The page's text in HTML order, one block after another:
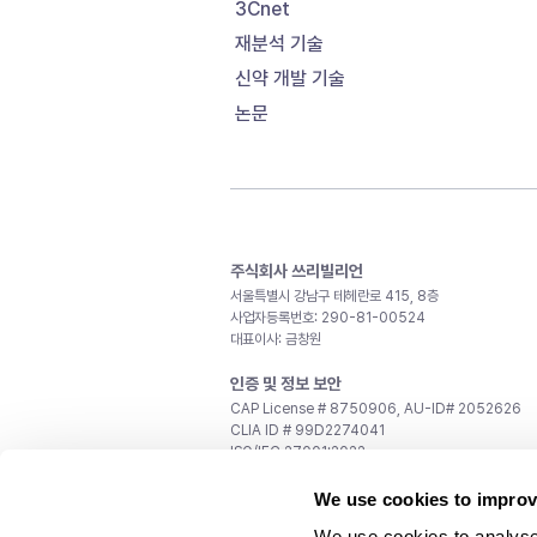
We use cookies to
3Cnet
재분석 기술
신약 개발 기술
논문
주식회사 쓰리빌리언
서울특별시 강남구 테헤란로 415, 8층
사업자등록번호: 290-81-00524
대표이사: 금창원
인증 및 정보 보안
CAP License # 8750906, AU-ID# 2052626
CLIA ID # 99D2274041
ISO/IEC 27001:2022